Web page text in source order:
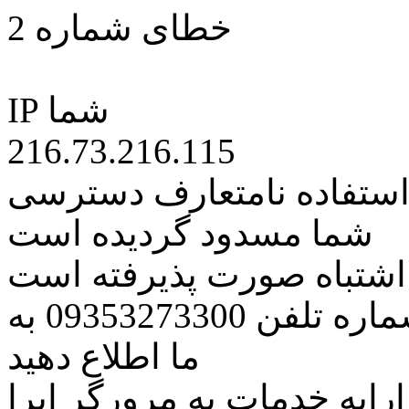
خطای شماره 2
IP شما
216.73.216.115
نامتعارف دسترسی
شما مسدود گردیده است
اشتباه صورت پذیرفته است
مراتب این مسئله را از طریق شماره تلفن 09353273300 به
ما اطلاع دهید
خدمات به مرورگر اپرا